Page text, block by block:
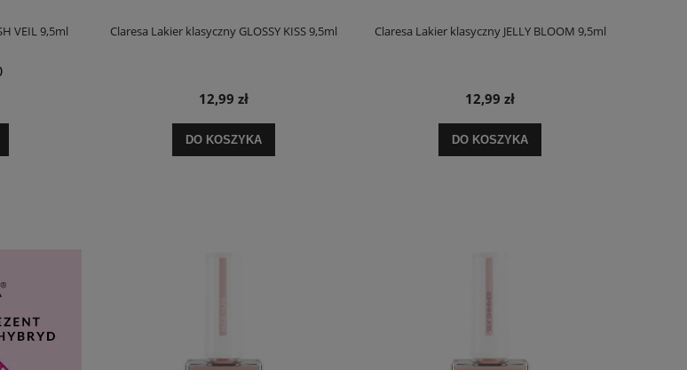
VEIL 9,5ml Claresa Lakier klasyczny GLOSSY KISS 9,5ml
12,99 zł
DO KOSZYKA
Claresa Lakier klasyczny JELLY BLOOM 9,5ml
12,99 zł
DO KOSZYKA